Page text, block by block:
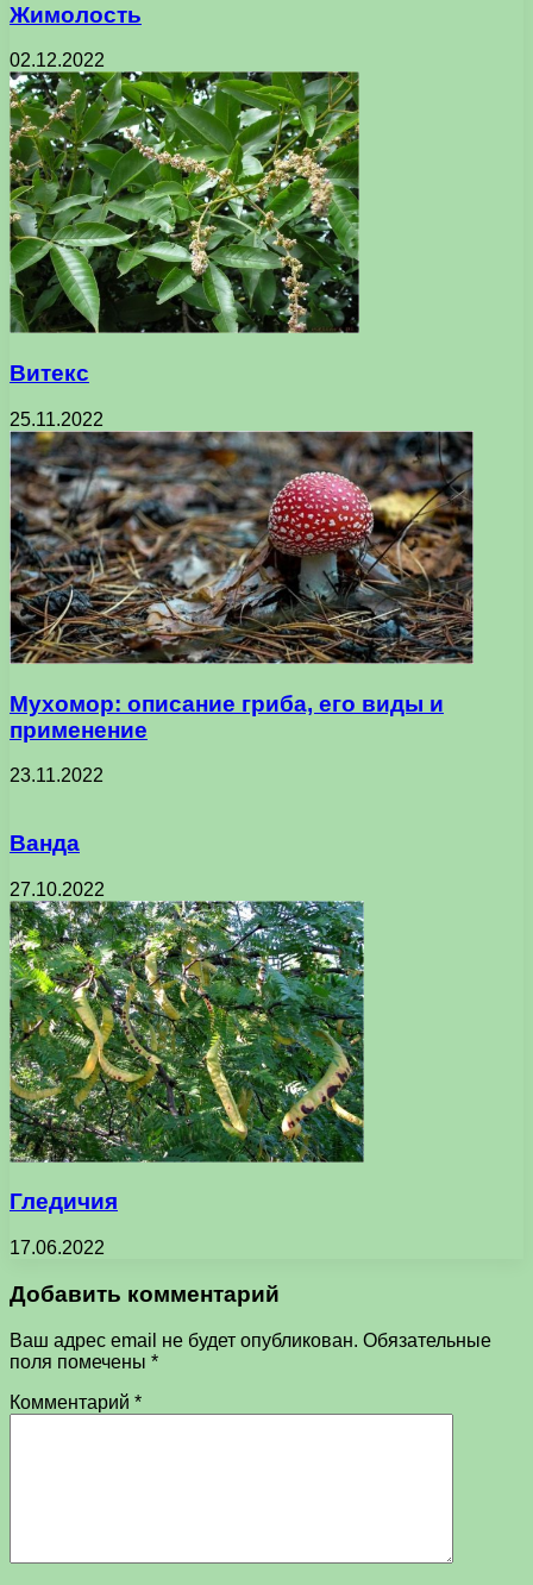
Жимолость
02.12.2022
Витекс
25.11.2022
Мухомор: описание гриба, его виды и
применение
23.11.2022
Ванда
27.10.2022
Гледичия
17.06.2022
Добавить комментарий
Ваш адрес email не будет опубликован. Обязательные
поля помечены *
Комментарий *